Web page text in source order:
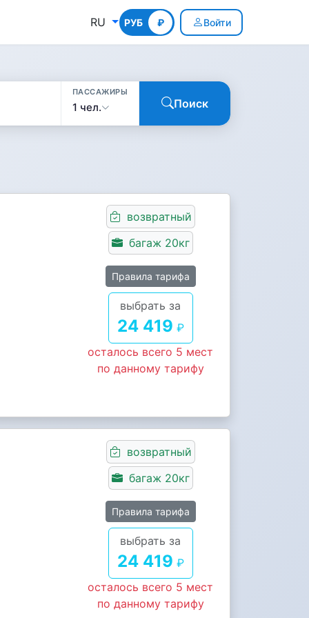
RU РУБ ₽
КГС Войти
ПАССАЖИРЫ
1 чел. Поиск
возвратный
багаж 20кг
Правила тарифа
выбрать за
24 419 ₽
осталось всего 5 мест
по данному тарифу
возвратный
багаж 20кг
Правила тарифа
выбрать за
24 419 ₽
осталось всего 5 мест
по данному тарифу